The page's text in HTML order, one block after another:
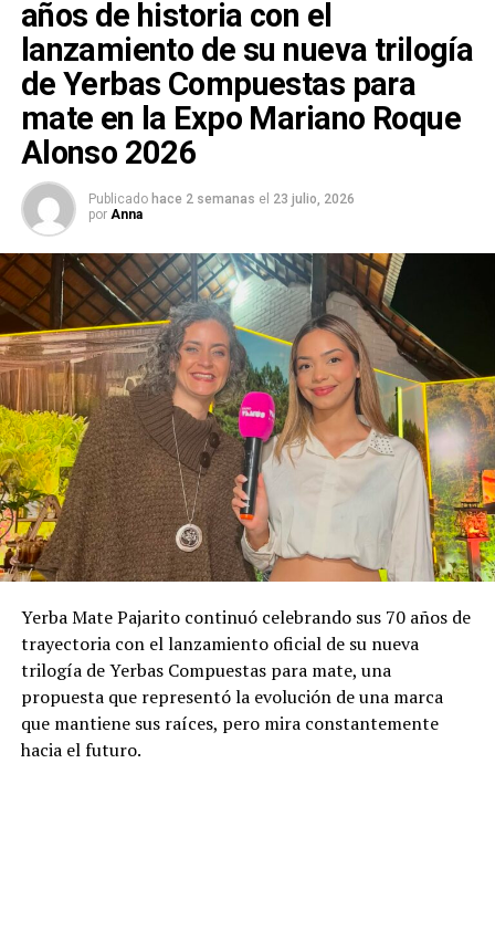
años de historia con el
lanzamiento de su nueva trilogía
de Yerbas Compuestas para
mate en la Expo Mariano Roque
Alonso 2026
Publicado hace 2 semanas el 23 julio, 2026
por Anna
Yerba Mate Pajarito continuó celebrando sus 70 años de
trayectoria con el lanzamiento oficial de su nueva
trilogía de Yerbas Compuestas para mate, una
propuesta que representó la evolución de una marca
que mantiene sus raíces, pero mira constantemente
hacia el futuro.